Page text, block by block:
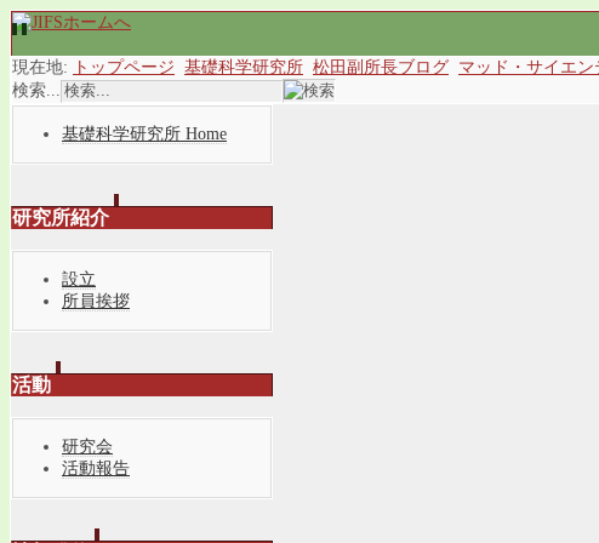
現在地: トップページ 基礎科学研究所 松田副所長ブログ マッド・サイエ
検索...
基礎科学研究所 Home
研究所紹介
設立
所員挨拶
活動
研究会
活動報告